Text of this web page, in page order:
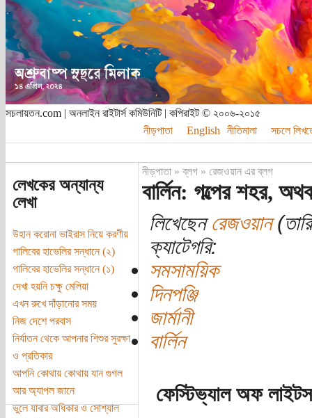
সচলায়তন.com | অনলাইন রাইটার্স কমিউনিটি | কপিরাইট © ২০০৬-২০১৫
নীড়পাতা
English নীতিমালা সচলে
লেখকের অন্যান্য
লেখা
উহান করোনা ভাইরাস নিয়ে করণীয়
গালিবের হাভেলির সন্ধানে (২)
গালিবের হাভেলির সন্ধানে (১)
দেখা হয়নি চক্ষু মেলিয়া
এখন রুখে দাঁড়ানোর সময়
নিজ দেশে পরবাস
নির্যাতন থেকে আপনার শিশুর সুরক্ষা
ও প্রতিকার
আপনি কোথায় কোথায় যান গুগল
আর অ্যাপল জানে
ভুলে যাবার অধিকার ও সোশ্যাল
নীড়পাতা»ব্লগ» রেজওয়ান এর ব্লগ
বার্লিন: গল্পের শহর,
লিখেছেনরেজওয়ান
ক্যাটেগরি:
সমসাময়িক
দিনপঞ্জি
জার্মানী
বার্লিন
ফেস্টিভ্যাল অফ